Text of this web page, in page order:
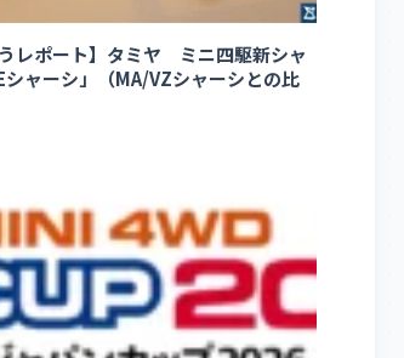
うレポート】タミヤ ミニ四駆新シャ
シャーシ」（MA/VZシャーシとの比